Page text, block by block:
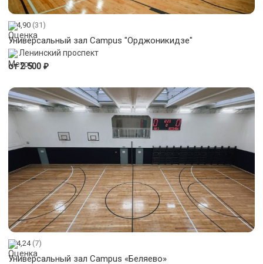
4,90 (31)
Универсальный зал Сampus "Орджоникидзе"
Ленинский проспект
от 2 500 ₽
4,24 (7)
Универсальный зал Campus «Беляево»